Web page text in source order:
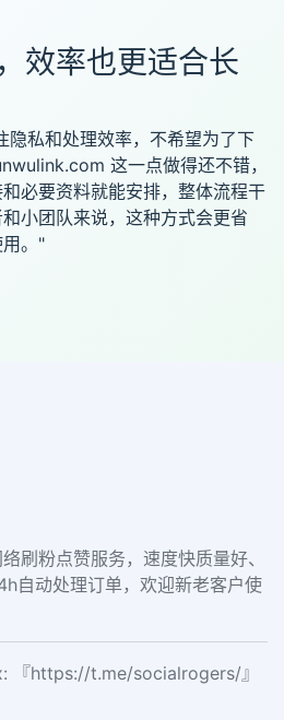
效率也更适合长
隐私和处理效率，不希望为了下
这一点做得还不错，
必要资料就能安排，整体流程干
小团队来说，这种方式会更省
。"
刷粉点赞服务，速度快质量好、
自动处理订单，欢迎新老客户使
『https://t.me/socialrogers/』